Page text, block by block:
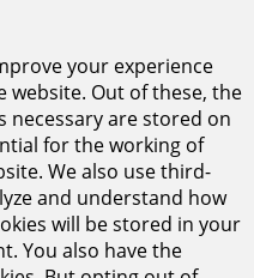
your experience
website. Out of these, the
necessary are stored on
for the working of
We also use third-
and understand how
will be stored in your
You also have the